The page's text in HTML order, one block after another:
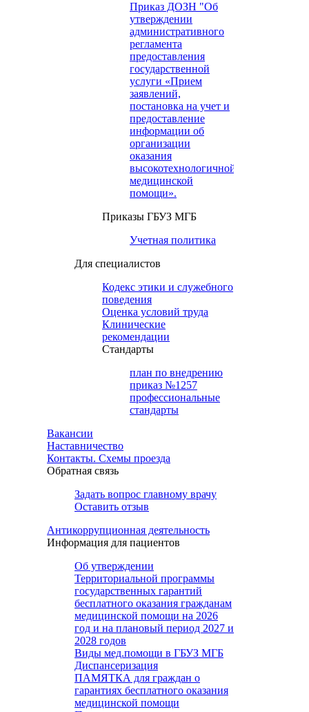
Приказ ДОЗН "Об
утверждении
административного
регламента
предоставления
государственной
услуги «Прием
заявлений,
постановка на учет и
предоставление
информации об
организации
оказания
высокотехнологичной
медицинской
помощи».
Приказы ГБУЗ МГБ
Учетная политика
Для специалистов
Кодекс этики и служебного
поведения
Оценка условий труда
Клинические
рекомендации
Cтандарты
план по внедрению
приказ №1257
профессиональные
стандарты
Вакансии
Наставничество
Контакты. Схемы проезда
Обратная связь
Задать вопрос главному врачу
Оставить отзыв
Антикоррупционная деятельность
Информация для пациентов
Об утверждении
Территориальной программы
государственных гарантий
бесплатного оказания гражданам
медицинской помощи на 2026
год и на плановый период 2027 и
2028 годов
Виды мед.помощи в ГБУЗ МГБ
Диспансеризация
ПАМЯТКА для граждан о
гарантиях бесплатного оказания
медицинской помощи